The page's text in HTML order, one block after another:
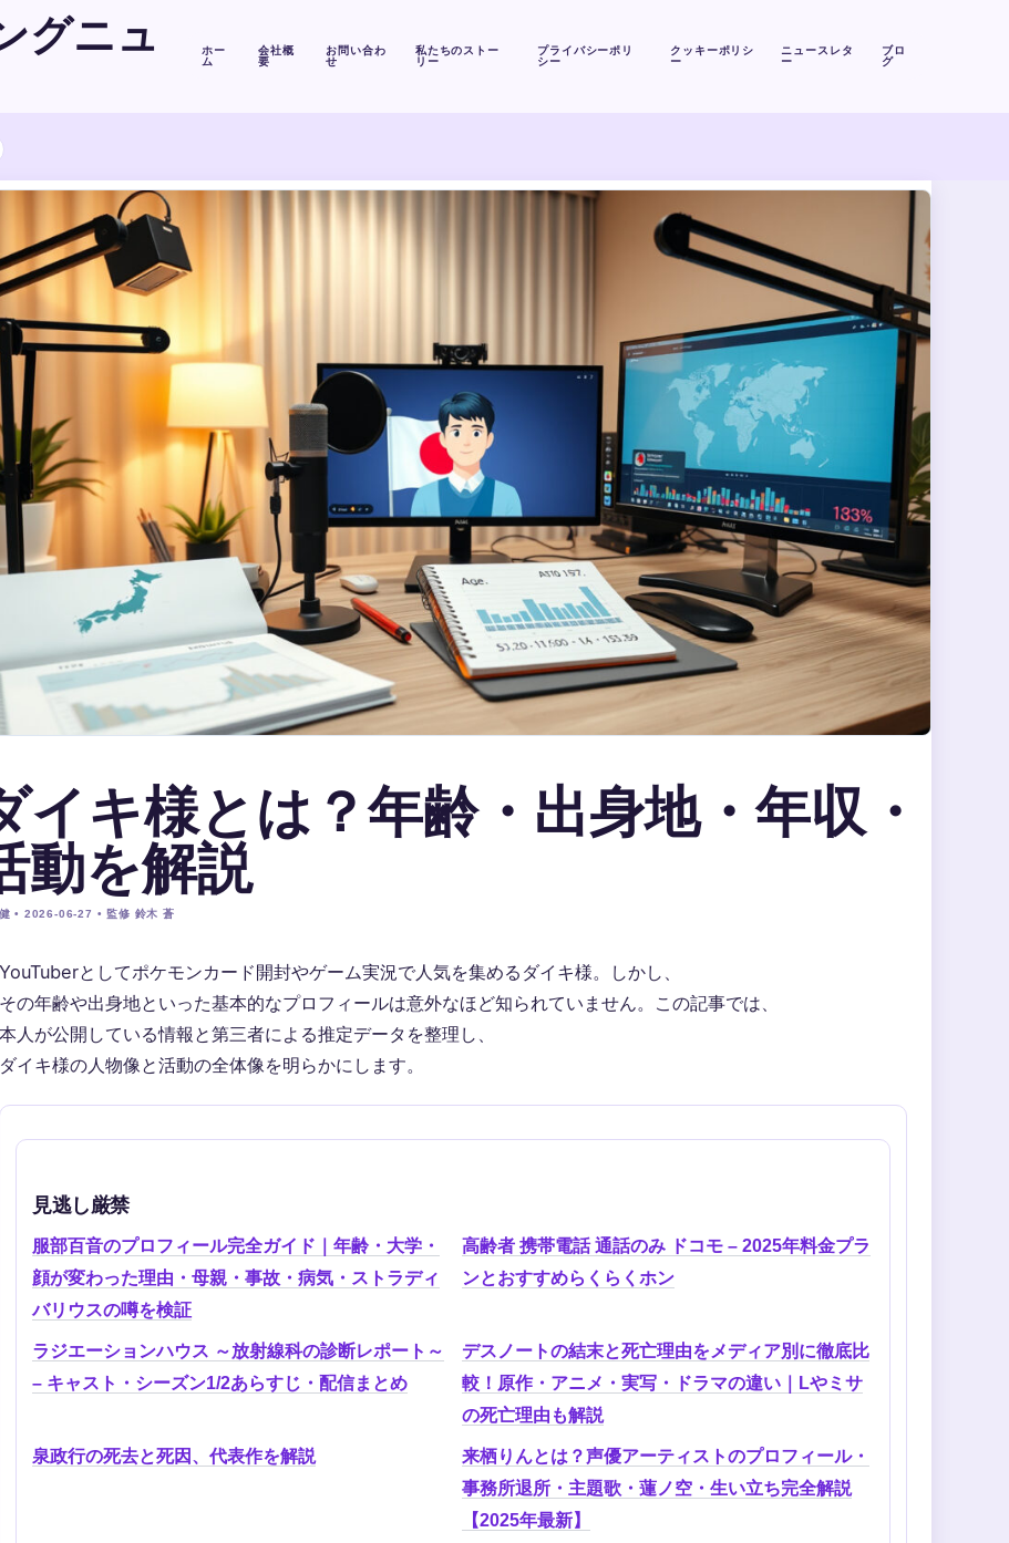
グニュ
ホー
ム
会社概
要
お問い合わ
せ
私たちのストー
リー
プライバシーポリ
シー
クッキーポリシ
ー
ニュースレタ
ー
ブロ
グ
イキ様とは？年齢・出身地・年収・
動を解説
• 2026-06-27 • 監修 鈴木 蒼
YouTuberとしてポケモンカード開封やゲーム実況で人気を集めるダイキ様。しかし、
その年齢や出身地といった基本的なプロフィールは意外なほど知られていません。この記事では、
本人が公開している情報と第三者による推定データを整理し、
ダイキ様の人物像と活動の全体像を明らかにします。
見逃し厳禁
服部百音のプロフィール完全ガイド｜年齢・大学・
顔が変わった理由・母親・事故・病気・ストラディ
バリウスの噂を検証
高齢者 携帯電話 通話のみ ドコモ – 2025年料金プラ
ンとおすすめらくらくホン
ラジエーションハウス ～放射線科の診断レポート～
– キャスト・シーズン1/2あらすじ・配信まとめ
デスノートの結末と死亡理由をメディア別に徹底比
較！原作・アニメ・実写・ドラマの違い｜Lやミサ
の死亡理由も解説
泉政行の死去と死因、代表作を解説
来栖りんとは？声優アーティストのプロフィール・
事務所退所・主題歌・蓮ノ空・生い立ち完全解説
【2025年最新】